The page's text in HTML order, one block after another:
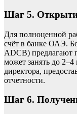
Шаг 5.
Для полноценной
счёт в банке ОАЭ.
ADCB) предлагают
может занять до
директора,
отчетности.
Шаг 6.